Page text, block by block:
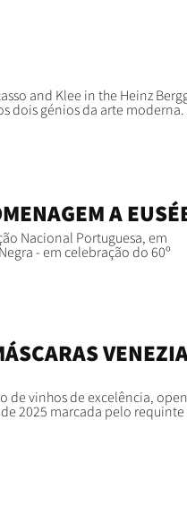
and Klee in the Heinz
dois génios da arte moderna.
A
Nacional Portuguesa, em
- em celebração do 60º
de vinhos de excelência,
2025 marcada pelo requinte